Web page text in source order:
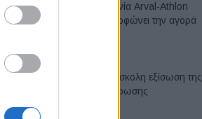
Η συμφωνία Arval-Athlon
αναδιαμορφώνει την αγορά
VW: Η δύσκολη εξίσωση της
αναδιάρθρωσης